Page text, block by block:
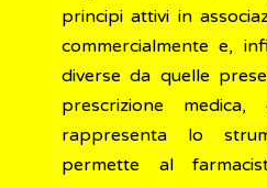
principi attivi in
commercialmente e,
diverse da quelle
prescrizione
rappresenta lo
permette al